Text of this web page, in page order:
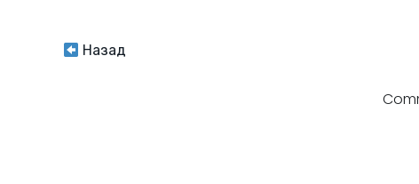
Навигация
Назад